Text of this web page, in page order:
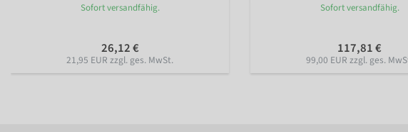
Sofort versandfähig.
26,12 €
21,95 EUR zzgl. ges. MwSt.
Sofort versandfähig.
117,81 €
99,00 EUR zzgl. ges.